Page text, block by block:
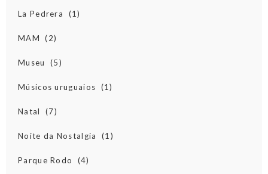
La Pedrera (1)
MAM (2)
Museu (5)
Músicos uruguaios (1)
Natal (7)
Noite da Nostalgia (1)
Parque Rodo (4)